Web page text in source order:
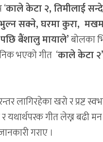
काले केटा २, तिमीलाई
सक्ने, घरमा कुरा,
बैंशालु मायाले’बोलका
भएको गीत ‘काले केटा २’
लागिरहेका खरो र प्रष्ट
यथार्थपरक गीत लेख्न बढी
गराए ।